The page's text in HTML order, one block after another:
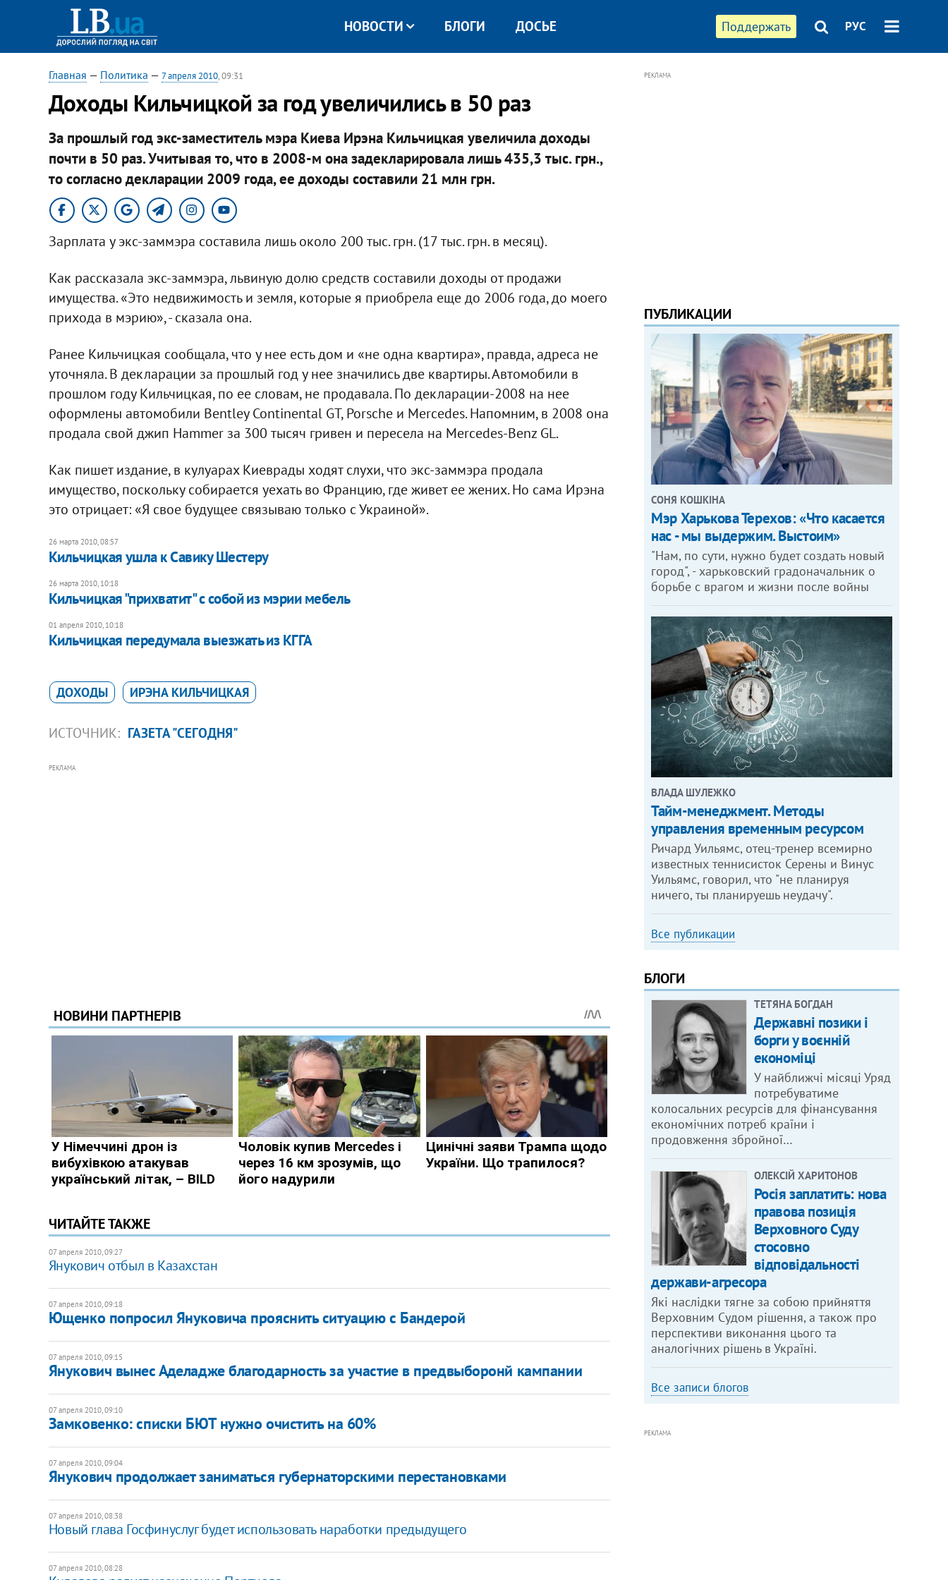
Поддержать РУС
НОВОСТИ БЛОГИ ДОСЬЕ
Главная — Политика — 7 апреля 2010, 09:31
Доходы Кильчицкой за год увеличились в 50 раз
За прошлый год экс-заместитель мэра Киева Ирэна Кильчицкая увеличила доходы
почти в 50 раз. Учитывая то, что в 2008-м она задекларировала лишь 435,3 тыс. грн.,
то согласно декларации 2009 года, ее доходы составили 21 млн грн.
Зарплата у экс-заммэра составила лишь около 200 тыс. грн. (17 тыс. грн. в месяц).
Как рассказала экс-заммэра, львиную долю средств составили доходы от продажи
имущества. «Это недвижимость и земля, которые я приобрела еще до 2006 года, до моего
прихода в мэрию», - сказала она.
Ранее Кильчицкая сообщала, что у нее есть дом и «не одна квартира», правда, адреса не
уточняла. В декларации за прошлый год у нее значились две квартиры. Автомобили в
прошлом году Кильчицкая, по ее словам, не продавала. По декларации-2008 на нее
оформлены автомобили Bentley Continental GT, Porsche и Mercedes. Напомним, в 2008 она
продала свой джип Hammer за 300 тысяч гривен и пересела на Мercedes-Вenz GL.
Как пишет издание, в кулуарах Киеврады ходят слухи, что экс-заммэра продала
имущество, поскольку собирается уехать во Францию, где живет ее жених. Но сама Ирэна
это отрицает: «Я свое будущее связываю только с Украиной».
26 марта 2010, 08:57
Кильчицкая ушла к Савику Шестеру
26 марта 2010, 10:18
Кильчицкая "прихватит" с собой из мэрии мебель
01 апреля 2010, 10:18
Кильчицкая передумала выезжать из КГГА
ДОХОДЫ ИРЭНА КИЛЬЧИЦКАЯ
ИСТОЧНИК: ГАЗЕТА "СЕГОДНЯ"
РЕКЛАМА
ЧИТАЙТЕ ТАКЖЕ
07 апреля 2010, 09:27
Янукович отбыл в Казахстан
07 апреля 2010, 09:18
Ющенко попросил Януковича прояснить ситуацию с Бандерой
07 апреля 2010, 09:15
Янукович вынес Аделадже благодарность за участие в предвыборонй кампании
07 апреля 2010, 09:10
Замковенко: списки БЮТ нужно очистить на 60%
07 апреля 2010, 09:04
Янукович продолжает заниматься губернаторскими перестановками
07 апреля 2010, 08:38
Новый глава Госфинуслуг будет использовать наработки предыдущего
07 апреля 2010, 08:28
РЕКЛАМА
ПУБЛИКАЦИИ
СОНЯ КОШКІНА
Мэр Харькова Терехов: «Что касается
нас - мы выдержим. Выстоим»
"Нам, по сути, нужно будет создать новый
город", - харьковский градоначальник о
борьбе с врагом и жизни после войны
ВЛАДА ШУЛЕЖКО
Тайм-менеджмент. Методы
управления временным ресурсом
Ричард Уильямс, отец-тренер всемирно
известных теннисисток Серены и Винус
Уильямс, говорил, что "не планируя
ничего, ты планируешь неудачу".
Все публикации
БЛОГИ
ТЕТЯНА БОГДАН
Державні позики і
борги у воєнній
економіці
У найближчі місяці Уряд
потребуватиме
колосальних ресурсів для фінансування
економічних потреб країни і
продовження збройної…
ОЛЕКСІЙ ХАРИТОНОВ
Росія заплатить: нова
правова позиція
Верховного Суду
стосовно
відповідальності
держави-агресора
Які наслідки тягне за собою прийняття
Верховним Судом рішення, а також про
перспективи виконання цього та
аналогічних рішень в Україні.
Все записи блогов
РЕКЛАМА